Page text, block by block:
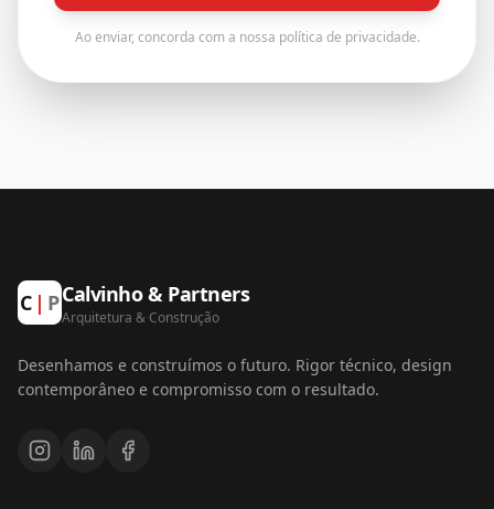
Ao enviar, concorda com a nossa política de privacidade.
C | PCalvinho & Partners
Arquitetura & Construção
Desenhamos e construímos o futuro. Rigor técnico, design
contemporâneo e compromisso com o resultado.